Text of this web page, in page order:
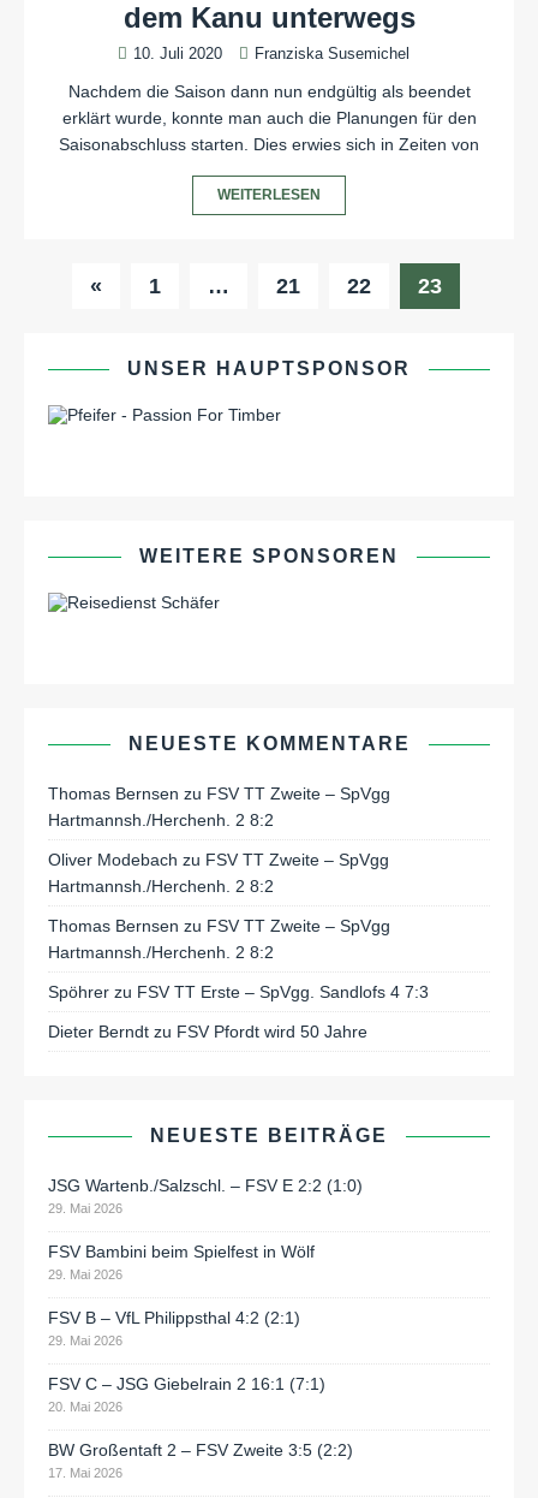
dem Kanu unterwegs
10. Juli 2020 Franziska Susemichel
Nachdem die Saison dann nun endgültig als beendet
erklärt wurde, konnte man auch die Planungen für den
Saisonabschluss starten. Dies erwies sich in Zeiten von
WEITERLESEN
« 1 … 21 22 23
UNSER HAUPTSPONSOR
WEITERE SPONSOREN
NEUESTE KOMMENTARE
Thomas Bernsen zu FSV TT Zweite – SpVgg
Hartmannsh./Herchenh. 2 8:2
Oliver Modebach zu FSV TT Zweite – SpVgg
Hartmannsh./Herchenh. 2 8:2
Thomas Bernsen zu FSV TT Zweite – SpVgg
Hartmannsh./Herchenh. 2 8:2
Spöhrer zu FSV TT Erste – SpVgg. Sandlofs 4 7:3
Dieter Berndt zu FSV Pfordt wird 50 Jahre
NEUESTE BEITRÄGE
JSG Wartenb./Salzschl. – FSV E 2:2 (1:0)
29. Mai 2026
FSV Bambini beim Spielfest in Wölf
29. Mai 2026
FSV B – VfL Philippsthal 4:2 (2:1)
29. Mai 2026
FSV C – JSG Giebelrain 2 16:1 (7:1)
20. Mai 2026
BW Großentaft 2 – FSV Zweite 3:5 (2:2)
17. Mai 2026